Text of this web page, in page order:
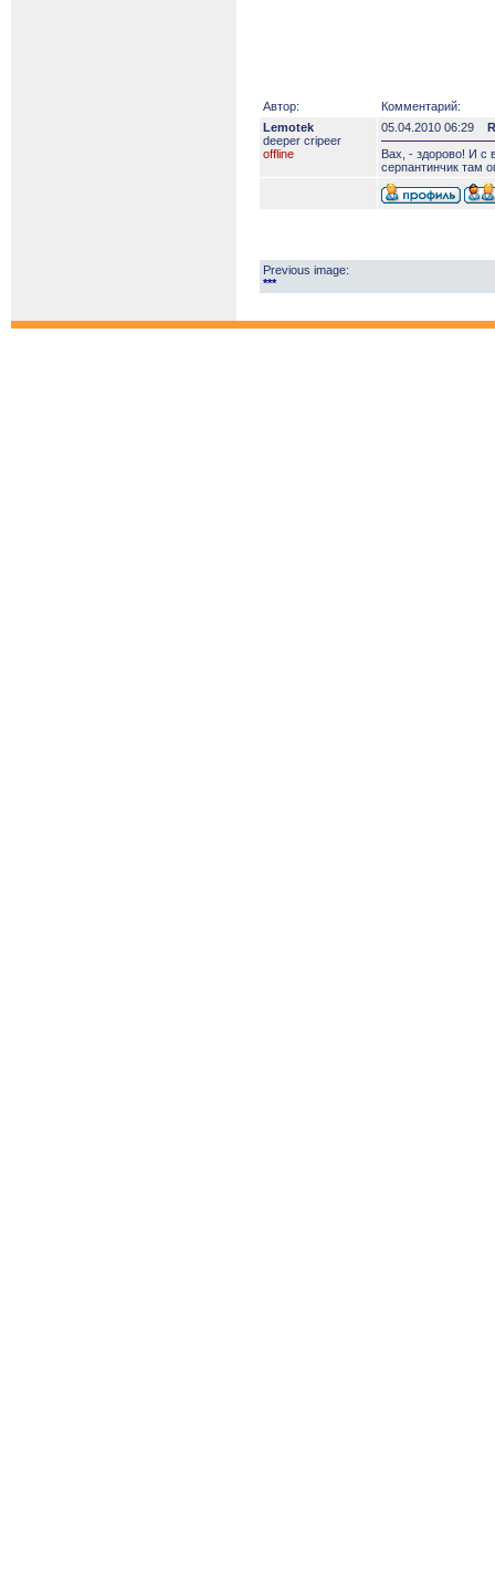
Автор:
Комментарий:
Lemotek
deeper сripeer
offline
05.04.2010 06:29
Вах, - здорово! И с
серпантинчик там
Previous image:
***